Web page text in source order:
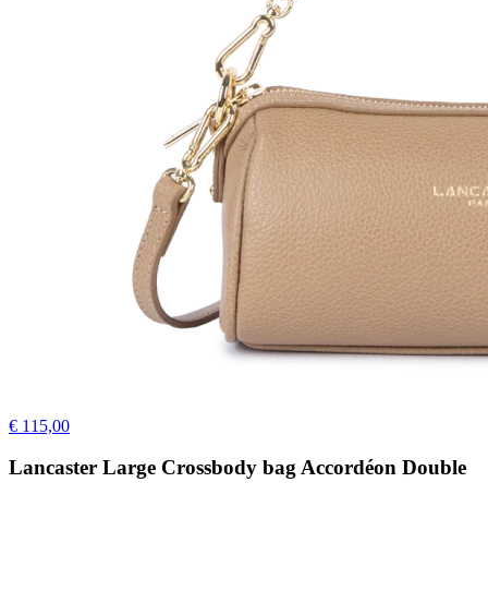
€ 115,00
Lancaster Large Crossbody bag Accordéon Double